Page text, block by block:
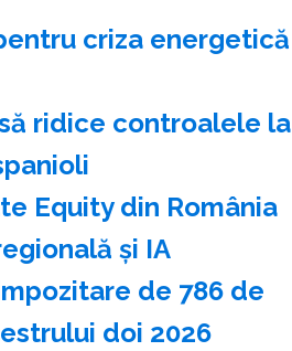
criza energetică
ridice controalele la
Equity din România
şi IA
de 786 de
doi 2026